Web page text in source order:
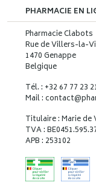
PHARMACIE EN
Pharmacie Clabots
Rue de Villers-la-
1470 Genappe
Belgique
Tél. : +32 67 77 23
Mail : contact@
Titulaire : Marie de
TVA :
APB : 253102